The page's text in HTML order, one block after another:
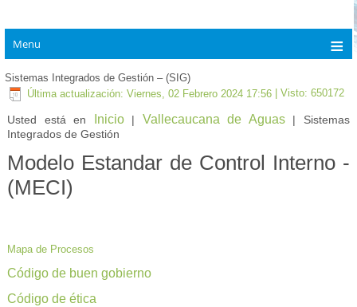
Menu
Sistemas Integrados de Gestión – (SIG)
Última actualización: Viernes, 02 Febrero 2024 17:56 | Visto: 650172
Usted está en Inicio| Vallecaucana de Aguas| Sistemas
Integrados de Gestión
Modelo Estandar de Control Interno -
(MECI)
Mapa de Procesos
Código de buen gobierno
Código de ética